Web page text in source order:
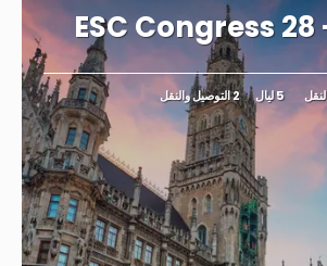
ESC Congress 28
5 ليال 2 التوصيل والنقل